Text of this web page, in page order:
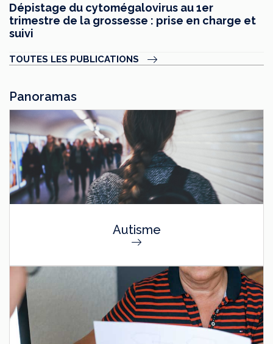
Dépistage du cytomégalovirus au 1er
trimestre de la grossesse : prise en charge et
suivi
TOUTES LES PUBLICATIONS
Panoramas
Autisme